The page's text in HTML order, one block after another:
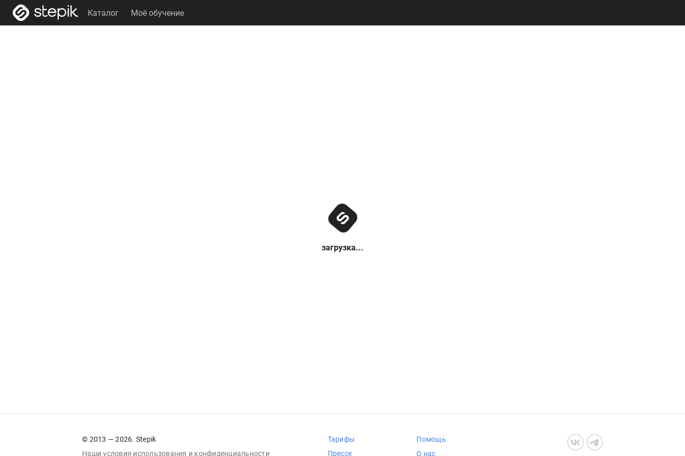
Каталог Моё обучение
загрузка...
© 2013 — 2026. Stepik
Наши условия использования и конфиденциальности
Тарифы
Прессе
Помощь
О нас